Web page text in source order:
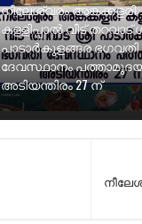
നീലേശ്വരം അങ്കക്കളരി
കള്ളിപ്പാൽ വീട് തറവാട്
പാടാർകുളങ്ങര ഭഗവതി
ദേവസ്ഥാനം
അടിയന്തിരം 27 ന്